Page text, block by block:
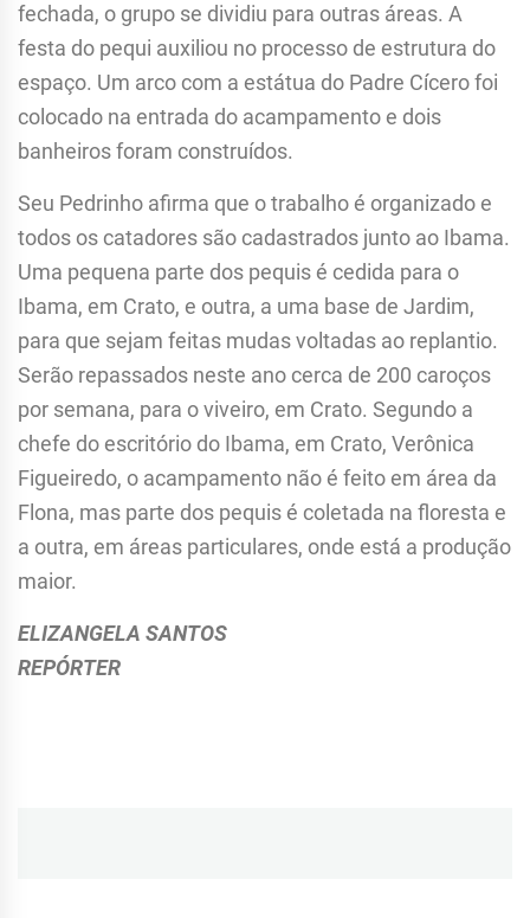
fechada, o grupo se dividiu para outras áreas. A
festa do pequi auxiliou no processo de estrutura do
espaço. Um arco com a estátua do Padre Cícero foi
colocado na entrada do acampamento e dois
banheiros foram construídos.
Seu Pedrinho afirma que o trabalho é organizado e
todos os catadores são cadastrados junto ao Ibama.
Uma pequena parte dos pequis é cedida para o
Ibama, em Crato, e outra, a uma base de Jardim,
para que sejam feitas mudas voltadas ao replantio.
Serão repassados neste ano cerca de 200 caroços
por semana, para o viveiro, em Crato. Segundo a
chefe do escritório do Ibama, em Crato, Verônica
Figueiredo, o acampamento não é feito em área da
Flona, mas parte dos pequis é coletada na floresta e
a outra, em áreas particulares, onde está a produção
maior.
ELIZANGELA SANTOS
REPÓRTER